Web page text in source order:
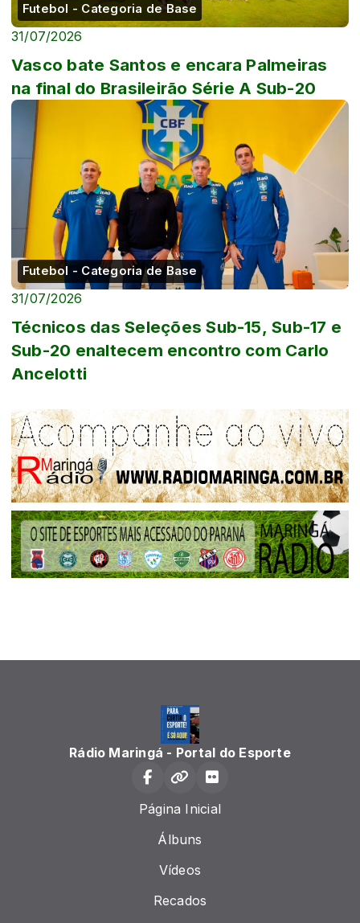
Futebol - Categoria de Base
31/07/2026
Vasco bate Santos e encara Palmeiras
na final do Brasileirão Série A Sub-20
Futebol - Categoria de Base
31/07/2026
Técnicos das Seleções Sub-15, Sub-17 e
Sub-20 enaltecem encontro com Carlo
Ancelotti
Rádio Maringá - Portal do Esporte
Página Inicial
Álbuns
Vídeos
Recados